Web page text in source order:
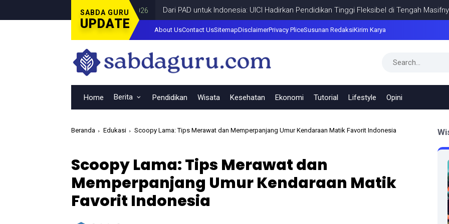
SABDA GURU
UPDATE
Dari PAD untuk Indonesia: UICI Hadirkan Pendidikan Tinggi Fleksibel di Tengah Masifnya
About UsContact UsSitemapDisclaimerPrivacy PliceSusunan RedaksiKirim Karya
Home Berita Pendidikan Wisata Kesehatan Ekonomi Tutorial Lifestyle Opini
Beranda Edukasi Scoopy Lama: Tips Merawat dan Memperpanjang Umur Kendaraan Matik Favorit Indonesia
Scoopy Lama: Tips Merawat dan
Memperpanjang Umur Kendaraan Matik
Favorit Indonesia